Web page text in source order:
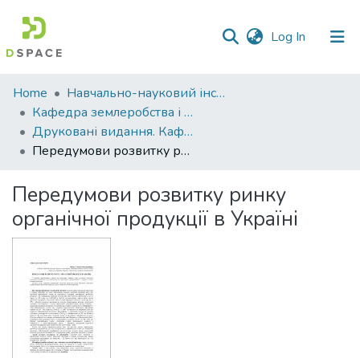
Log In (current)
Communities
&
Collections
All of DSpace
Statistics
Home
Навчально-науковий інститут агротехнологій, селекції та екології
Кафедра землеробства і агрохімії ім. В.І.Сазанова
Друковані видання. Кафедра землеробства і агрохімії ім. В.І.Сазанова
Передумови розвитку ринку органічної продукції в Україні
Передумови розвитку ринку
органічної продукції в Україні